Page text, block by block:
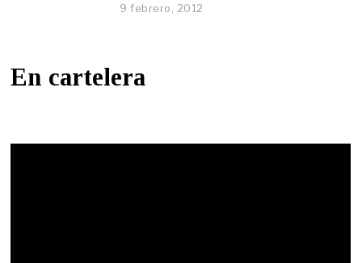
9 febrero, 2012
En cartelera